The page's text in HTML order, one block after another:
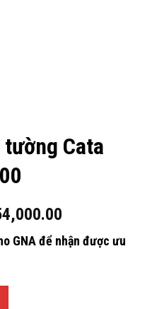
Cata
GNA để nhận được ưu